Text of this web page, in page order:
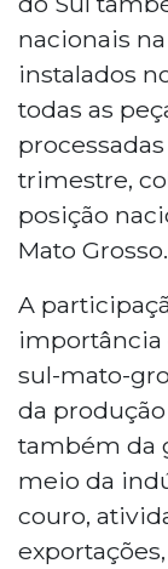
nacionais
instalados
todas as
trimestre,
posição
Mato Grosso.
A
importância
sul-mato-
da
também da
meio da
couro,